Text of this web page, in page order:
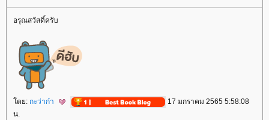
อรุณสวัสดิ์ครับ
ดย: กะว่าก๋า
17 มกราคม 2565 5:58:08
น.